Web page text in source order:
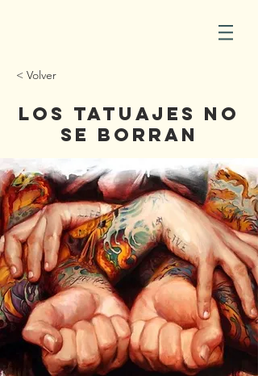
< Volver
Los tatuajes no
se borran